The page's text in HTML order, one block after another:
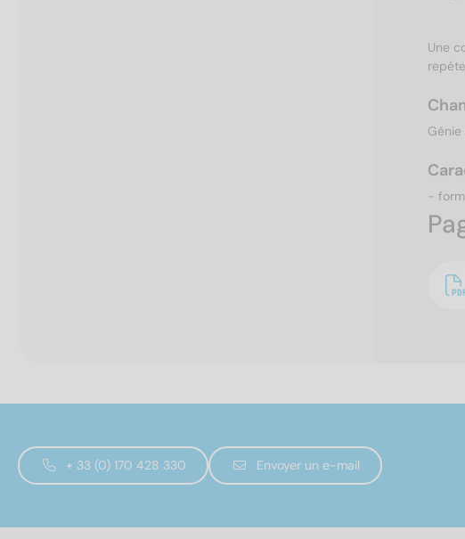
Une
-
+ 33 (0) 170 428 330 Envoyer un e-mail